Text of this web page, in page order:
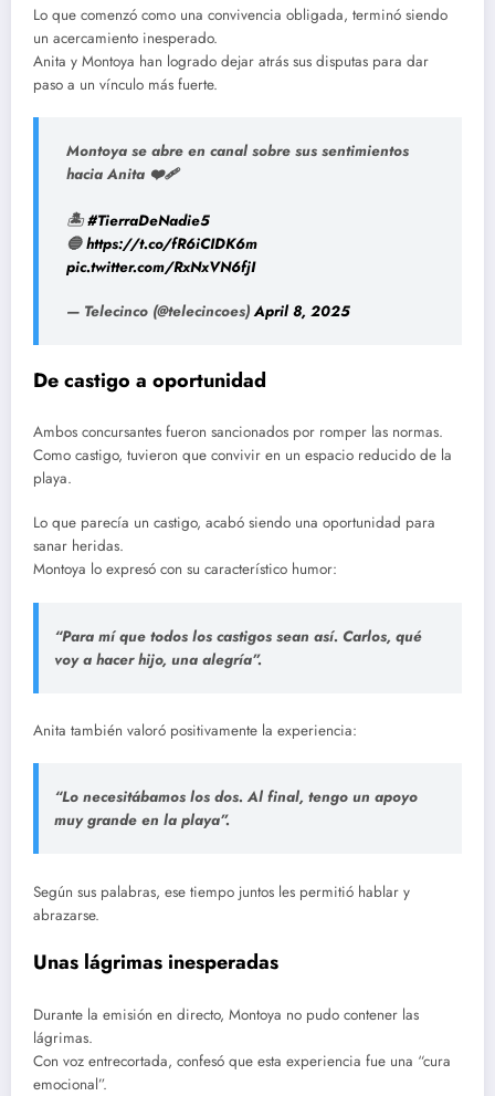
Lo que comenzó como una convivencia obligada, terminó siendo
un acercamiento inesperado.
Anita y Montoya han logrado dejar atrás sus disputas para dar
paso a un vínculo más fuerte.
Montoya se abre en canal sobre sus sentimientos
hacia Anita ❤️‍🩹
🏝️#TierraDeNadie5
🔵https://t.co/fR6iCIDK6m
pic.twitter.com/RxNxVN6fjI
— Telecinco (@telecincoes)April 8, 2025
De castigo a oportunidad
Ambos concursantes fueron sancionados por romper las normas.
Como castigo, tuvieron que convivir en un espacio reducido de la
playa.
Lo que parecía un castigo, acabó siendo una oportunidad para
sanar heridas.
Montoya lo expresó con su característico humor:
“Para mí que todos los castigos sean así. Carlos, qué
voy a hacer hijo, una alegría”.
Anita también valoró positivamente la experiencia:
“Lo necesitábamos los dos. Al final, tengo un apoyo
muy grande en la playa”.
Según sus palabras, ese tiempo juntos les permitió hablar y
abrazarse.
Unas lágrimas inesperadas
Durante la emisión en directo, Montoya no pudo contener las
lágrimas.
Con voz entrecortada, confesó que esta experiencia fue una “cura
emocional”.